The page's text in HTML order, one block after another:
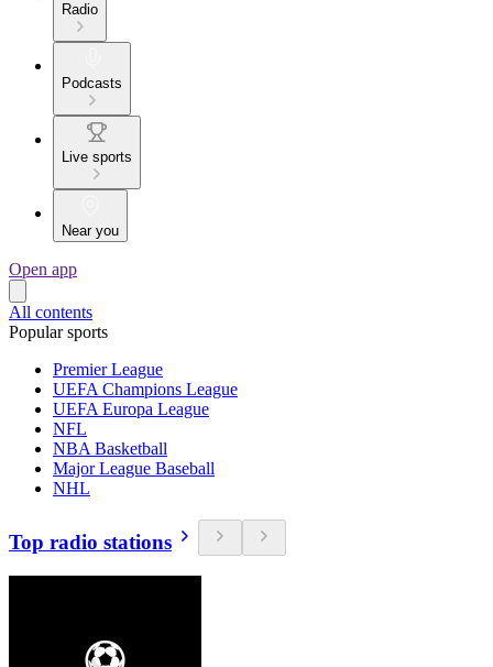
Radio
Podcasts
Live sports
Near you
Open app
All contents
Popular sports
Premier League
UEFA Champions League
UEFA Europa League
NFL
NBA Basketball
Major League Baseball
NHL
Top radio stations